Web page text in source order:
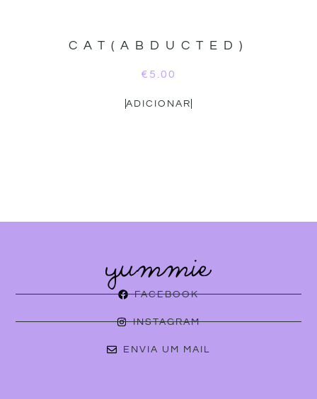
CAT(ABDUCTED)
€ 5.00
ADICIONAR
FACEBOOK
INSTAGRAM
ENVIA UM MAIL